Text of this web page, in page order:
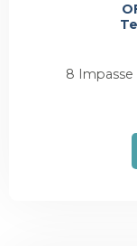
8 Impasse